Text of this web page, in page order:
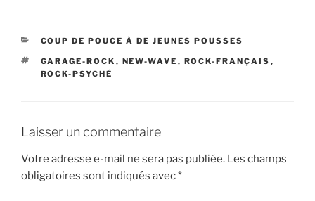
CATÉGORIES
COUP DE POUCE À DE JEUNES POUSSES
ÉTIQUETTES
GARAGE-ROCK , NEW-WAVE , ROCK-FRANÇAIS ,
ROCK-PSYCHÉ
Laisser un commentaire
Votre adresse e-mail ne sera pas publiée. Les champs
obligatoires sont indiqués avec*